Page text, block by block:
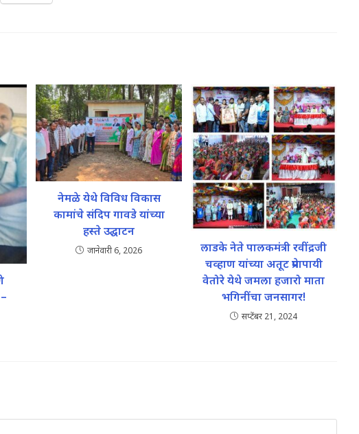
नेमळे येथे विविध विकास
कामांचे संदिप गावडे यांच्या
हस्ते उद्घाटन
जानेवारी 6, 2026
लाडके नेते पालकमंत्री रवींद्रजी
चव्हाण यांच्या अतूट प्रेमापायी
वेतोरे येथे जमला हजारो माता
भगिनींचा जनसागर!
सप्टेंबर 21, 2024